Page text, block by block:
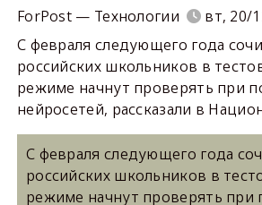
ForPost — Технологии
вт, 20/
С февраля следующего года
российских школьников в
режиме начнут проверять при
нейросетей, рассказали в
С февраля следующего года
российских школьников в
режиме начнут проверять